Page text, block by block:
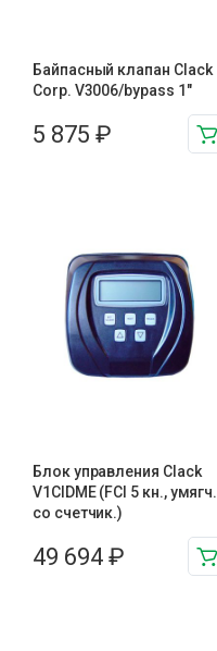
Байпасный клапан Clack
Corp. V3006/bypass 1″
5 875 ₽
Блок управления Clack
V1CIDME (FCI 5 кн., умягч.
со счетчик.)
49 694 ₽